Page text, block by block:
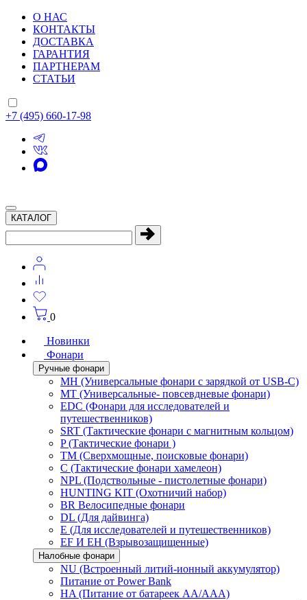
О НАС
КОНТАКТЫ
ДОСТАВКА
ГАРАНТИЯ
ПАРТНЕРАМ
СТАТЬИ
+7 (495) 660-17-98
КАТАЛОГ
0
Новинки
Фонари
Ручные фонари
MH (Универсальные фонари с зарядкой от USB-C)
MT (Универсальные- повсевдневые фонари)
EDC (Фонари для исследователей и
путешественников)
SRT (Тактические фонари с магнитным кольцом)
P (Тактические фонари )
TM (Сверхмощные, поисковые фонари)
C (Тактические фонари хамелеон)
NPL (Подствольные - пистолетные фонари)
HUNTING KIT (Охотничий набор)
BR Велосипедные фонари
DL (Для дайвинга)
E (Для исследователей и путешественников)
EF И EH (Взрывозащищенные)
Налобные фонари
NU (Встроенный литий-ионный аккумулятор)
Питание от Power Bank
HA (Питание от батареек AA/AAA)